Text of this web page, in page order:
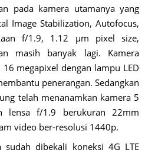
pada kamera utamanya yang
Image Stabilization, Autofocus,
f/1.9, 1.12 µm pixel size,
masih banyak lagi. Kamera
megapixel dengan lampu LED
penerangan. Sedangkan
telah menanamkan kamera 5
lensa f/1.9 berukuran 22mm
video ber-resolusi 1440p.
dibekali koneksi 4G LTE